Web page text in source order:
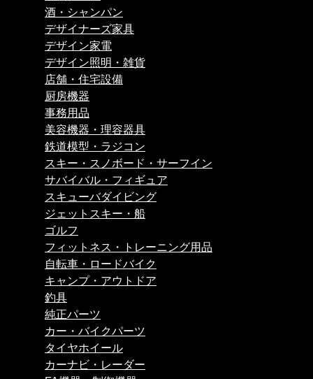
酒・シャンパン
デザイナーズ家具
デザイン家電
デザイン照明・雑貨
店舗・住宅設備
厨房機器
事務用品
美容機器・理容器具
鉄道模型・ラジコン
スキー・スノボード・サーフイン
サバイバル・フィギュア
スキューバダイビング
ジェットスキー・船
ゴルフ
フィットネス・トレーニング用品
自転車・ロードバイク
キャンプ・アウトドア
釣具
純正パーツ
カー・バイクパーツ
タイヤホイール
カーナビ・レーダー